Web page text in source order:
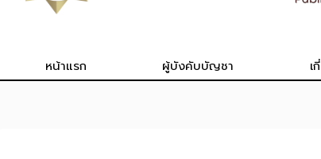
หน้าแรก ผู้บังคับบัญชา เ